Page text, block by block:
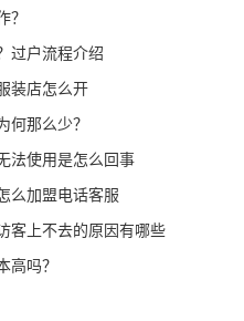
？
过户流程介绍
装店怎么开
何那么少？
法使用是怎么回事
么加盟电话客服
客上不去的原因有哪些
高吗？